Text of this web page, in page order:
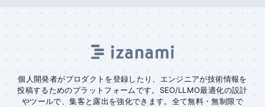
個人開発者がプロダクトを登録したり、エンジニアが技術情報を
投稿するためのプラットフォームです。SEO/LLMO最適化の設計
やツールで、集客と露出を強化できます。全て無料・無制限で